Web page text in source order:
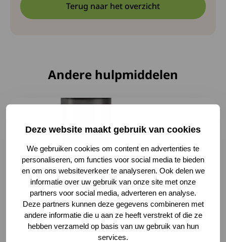
Deze website maakt gebruik van cookies
We gebruiken cookies om content en advertenties te
personaliseren, om functies voor social media te bieden
en om ons websiteverkeer te analyseren. Ook delen we
informatie over uw gebruik van onze site met onze
partners voor social media, adverteren en analyse.
Deze partners kunnen deze gegevens combineren met
andere informatie die u aan ze heeft verstrekt of die ze
hebben verzameld op basis van uw gebruik van hun
services.
Terug naar het overzicht
Andere hulpmiddelen
Voerautomaat
Zelf je kat of kleine hond brokjes voeren wordt
Lees meer over Voerautomaat